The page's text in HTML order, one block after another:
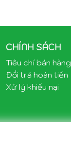
CHÍNH SÁCH
Tiêu chí bán hàng
Đổi trả hoàn tiền
Xử lý khiếu nại